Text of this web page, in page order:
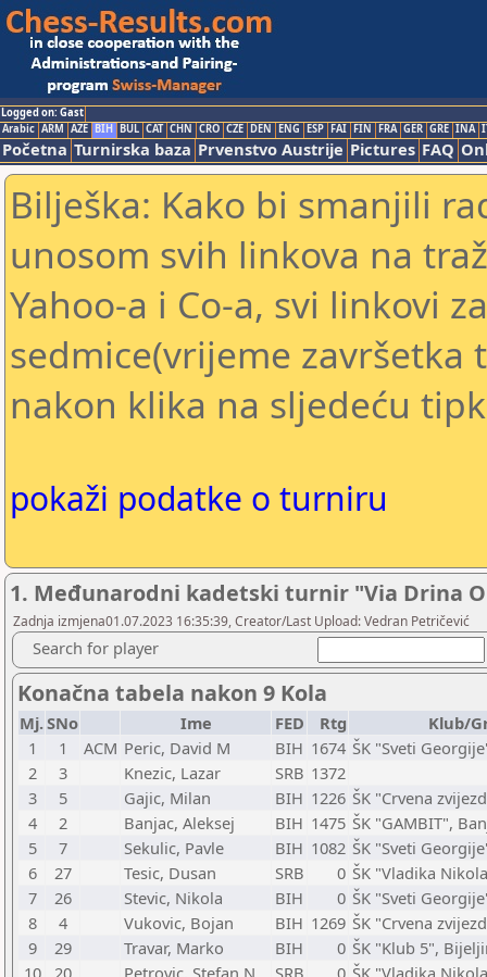
Logged on: Gast
Arabic ARM AZE BIH BUL CAT CHN CRO CZE DEN ENG ESP FAI FIN FRA GER GRE INA
Početna Turnirska baza Prvenstvo Austrije Pictures FAQ
Bilješka: Kako bi smanjili
unosom svih linkova na
Yahoo-a i Co-a, svi linkovi
sedmice(vrijeme završetka
nakon klika na sljedeću
pokaži podatke o turniru
1. Međunarodni kadetski turnir "Via Drina
Zadnja izmjena01.07.2023 16:35:39, Creator/Last Upload: Vedran Petričević
Search for player
Konačna tabela nakon 9 Kola
Mj.SNo Ime FED Rtg
Klub/
1
1 ACM Peric, David M BIH 1674 ŠK "Sveti
2
3 Knezic, Lazar SRB 1372
3
5 Gajic, Milan BIH 1226 ŠK "Crvena
4
2 Banjac, Aleksej BIH 1475 ŠK "GAMBIT",
5
7 Sekulic, Pavle BIH 1082 ŠK "Sveti
6
27 Tesic, Dusan SRB 0 ŠK "Vladika
7
26 Stevic, Nikola BIH 0 ŠK "Sveti
8
4 Vukovic, Bojan BIH 1269 ŠK "Crvena
9
29 Travar, Marko BIH 0 ŠK "Klub 5",
10
20 Petrovic, Stefan N SRB 0 ŠK "Vladika